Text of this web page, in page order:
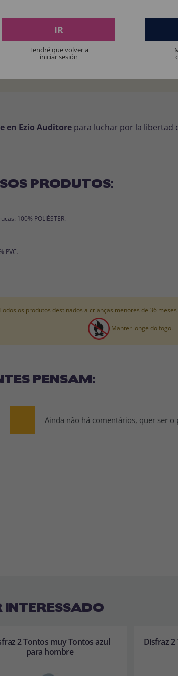
nuestra guía de tallas para elegir la talla
Muy cómodo, se ve genial y a todo
en Ezio Auditore para luchar por la libertad
PRODUTOS:
100% POLIÉSTER.
PVC.
os produtos destinados a crianças menores de 36
Manter longe do fogo.
PENSAM:
Ainda não há comentários, quer ser
INTERESSADO
2 Tontos muy Tontos azul
para hombre
Disfraz
IR
Tendré que volver a
iniciar sesión